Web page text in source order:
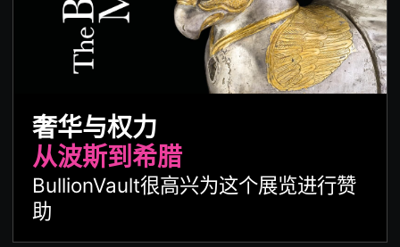
奢华与权力
从波斯到希腊
BullionVault很高兴为这个展览进行赞
助